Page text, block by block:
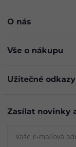
O nás
Vše o nákupu
Užitečné odkazy
Zasílat novinky